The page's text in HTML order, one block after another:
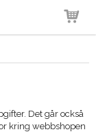
Det går också
kring webbshopen